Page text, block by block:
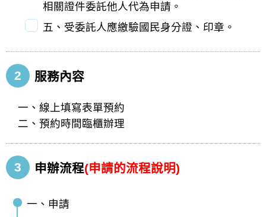
相關證件委託他人代為申請。
五、受委託人應繳驗國民身分證、印章。
2 服務內容
一、線上填寫表單預約
二、預約時間臨櫃辦理
3 申辦流程(申請的流程說明)
一、申請